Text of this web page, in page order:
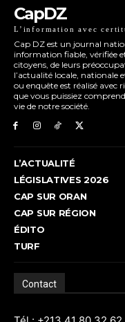
CapDZ
L’information avec
Cap DZ est un journal
information fiable, vérifiée
citoyens, de leurs
l’actualité locale, nationale
ou enquête est réalisé avec
que vous puissiez
vie de notre société.
L’ACTUALITÉ
LÉGISLATIVES 2026
CAP SUR ORAN
CAP SUR RÉGION
ÉDITO
TURF
Contact